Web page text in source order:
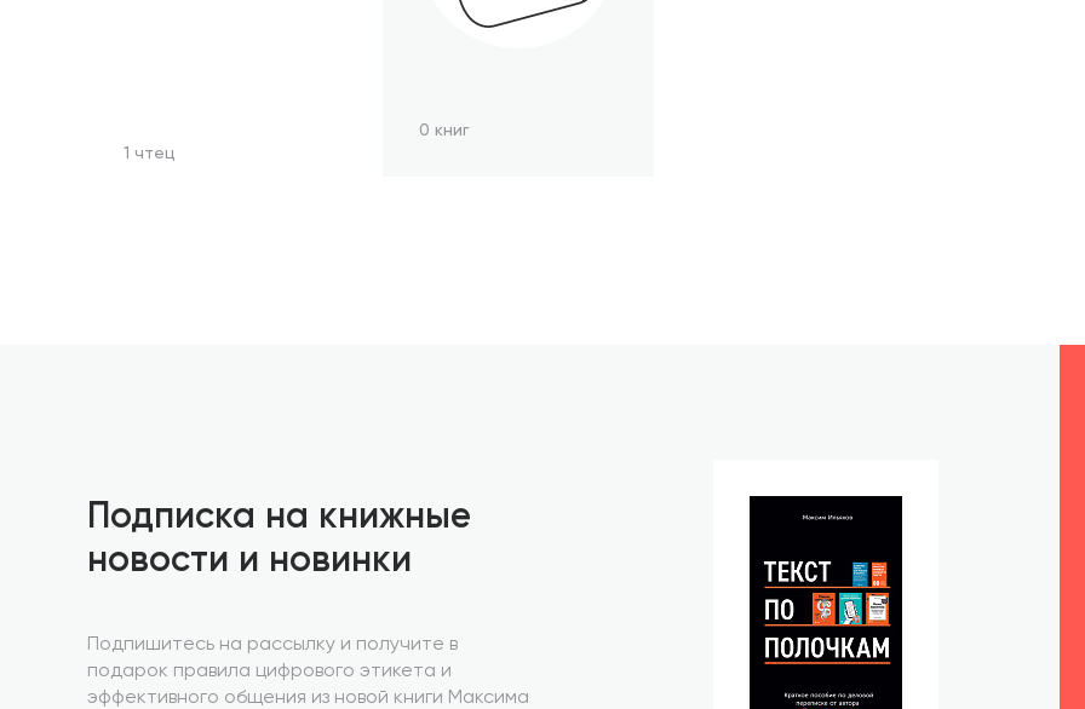
1 чтец
0 книг
Подписка на книжные
новости и новинки
Подпишитесь на рассылку и получите в
подарок правила цифрового этикета и
эффективного общения из новой книги Максима